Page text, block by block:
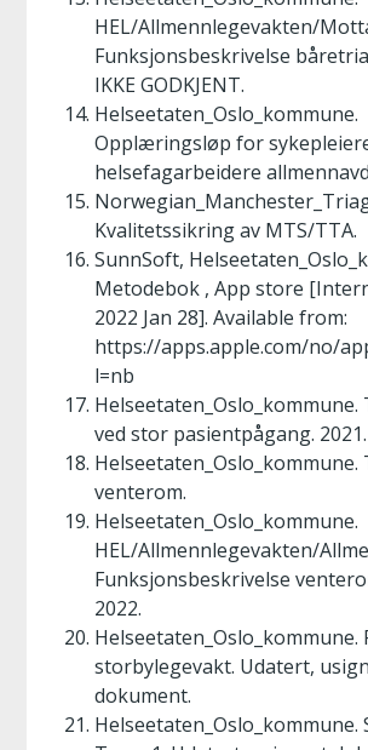
HEL/Allmennlegevakten/
Funksjonsbeskrivelse
IKKE GODKJENT.
Helseetaten_Oslo_kommune.
Opplæringsløp for
helsefagarbeidere
Kvalitetssikring av MTS/TTA.
SunnSoft,
Metodebok , App store
2022 Jan 28]. Available from:
https://apps.apple.com/no/
l=nb
ved stor pasientpågang. 2021.
venterom.
Helseetaten_Oslo_kommune.
HEL/Allmennlegevakten/
Funksjonsbeskrivelse
2022.
Helseetaten_Oslo_kommune.
storbylegevakt. Udatert,
dokument.
Helseetaten_Oslo_kommune.